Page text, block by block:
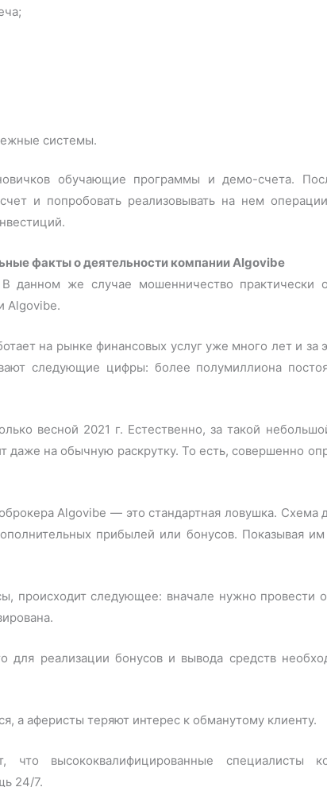
системы.
обучающие программы и демо-счета.
и попробовать реализовывать на нем
факты о деятельности компании Algovibe
В данном же случае мошенничество
Algovibe.
на рынке финансовых услуг уже много лет и
следующие цифры: более полумиллиона
весной 2021 г. Естественно, за такой
даже на обычную раскрутку. То есть, совершенно
Algovibe — это стандартная ловушка.
прибылей или бонусов. Показывая
происходит следующее: вначале нужно провести
для реализации бонусов и вывода средств
а аферисты теряют интерес к обманутому клиенту.
что высококвалифицированные специалисты
24/7.